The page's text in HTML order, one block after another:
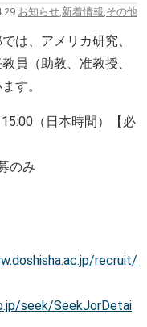
お知らせ 新着情報 その他
は、アメリ カ研究、
員（助教、准教授、
す。
（日本時間）
【必
み
recruit/
seek/SeekJorDetai